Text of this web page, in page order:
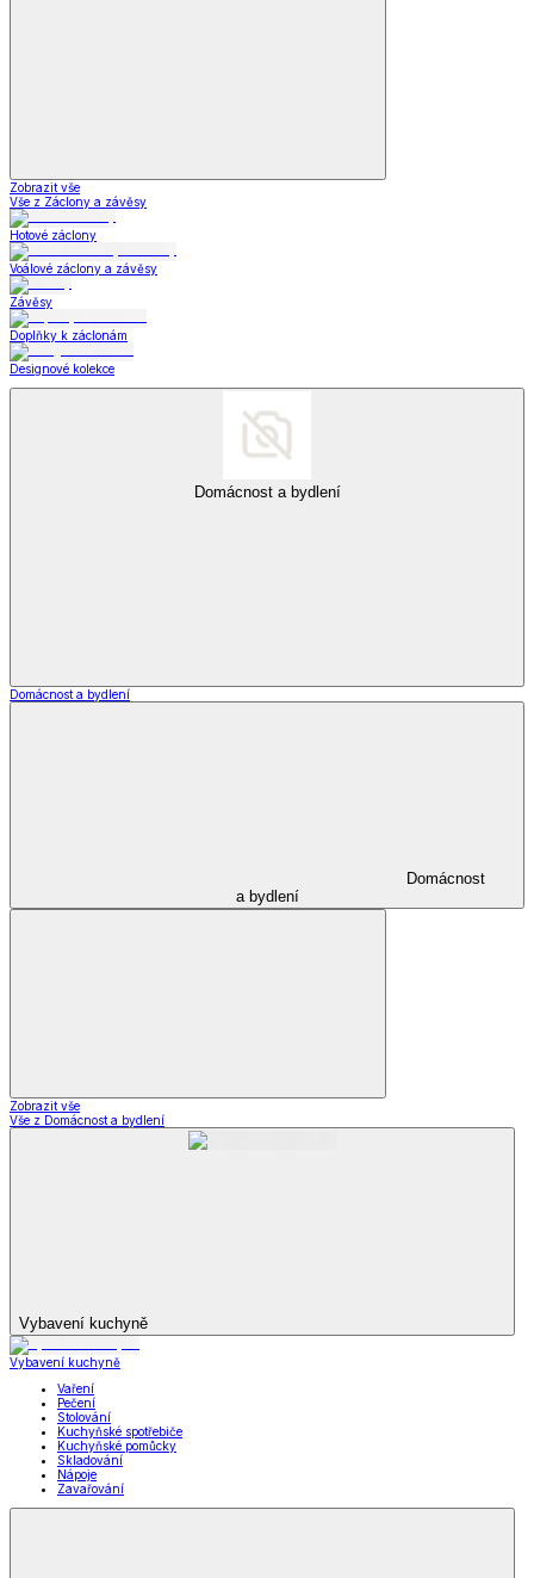
Zobrazit vše
Vše z Záclony a závěsy
Hotové záclony
Voálové záclony a závěsy
Závěsy
Doplňky k záclonám
Designové kolekce
Domácnost a bydlení
Domácnost a bydlení
Domácnost
a bydlení
Zobrazit vše
Vše z Domácnost a bydlení
Vybavení kuchyně
Vybavení kuchyně
Vaření
Pečení
Stolování
Kuchyňské spotřebiče
Kuchyňské pomůcky
Skladování
Nápoje
Zavařování